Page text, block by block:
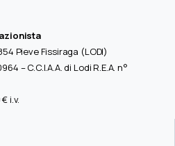
Pieve Fissiraga (LODI)
– C.C.I.A.A. di Lodi R.E.A. n°
i.v.